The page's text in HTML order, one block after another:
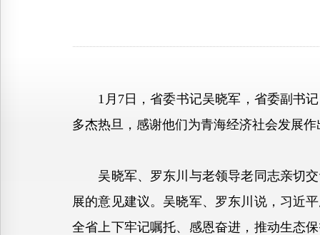
1月7日，省委书记吴晓军，省委副书记
多杰热旦，感谢他们为青海经济社会发展
吴晓军、罗东川与老领导老同志亲切交
展的意见建议。吴晓军、罗东川说，习近
全省上下牢记嘱托、感恩奋进，推动生态